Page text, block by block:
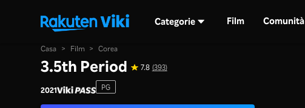
Categorie Film Comunità
Casa > Film > Corea
3.5th Period 7.8 (393)
2021 PG